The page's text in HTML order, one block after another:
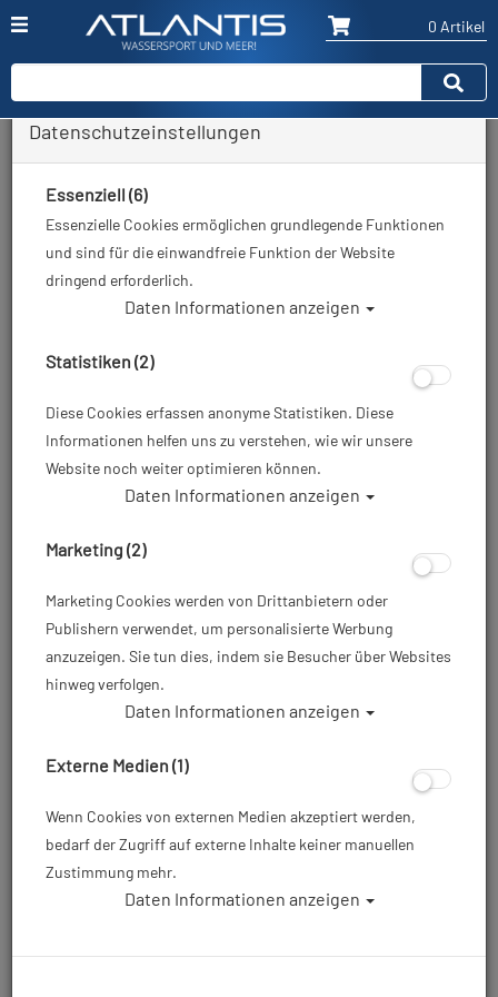
0 Artikel
Zurück
Datenschutzeinstellungen
Essenziell (6)
Essenzielle Cookies ermöglichen grundlegende Funktionen
und sind für die einwandfreie Funktion der Website
dringend erforderlich.
Daten Informationen anzeigen
Statistiken (2)
Diese Cookies erfassen anonyme Statistiken. Diese
Informationen helfen uns zu verstehen, wie wir unsere
Website noch weiter optimieren können.
Daten Informationen anzeigen
Marketing (2)
Marketing Cookies werden von Drittanbietern oder
Publishern verwendet, um personalisierte Werbung
anzuzeigen. Sie tun dies, indem sie Besucher über Websites
hinweg verfolgen.
Daten Informationen anzeigen
Externe Medien (1)
Wenn Cookies von externen Medien akzeptiert werden,
bedarf der Zugriff auf externe Inhalte keiner manuellen
Zustimmung mehr.
Daten Informationen anzeigen